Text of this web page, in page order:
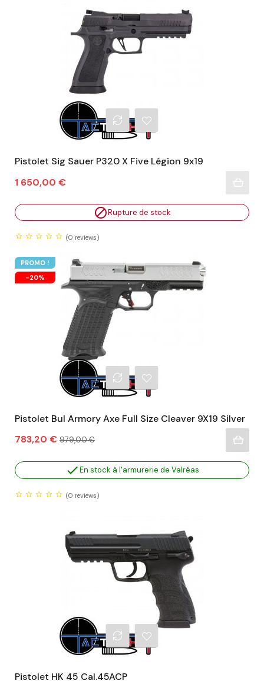
Pistolet Sig Sauer P320 X Five Légion 9x19
Prix
1 650,00 €
Rupture de stock
(0 reviews)
PROMO !
-20%
Pistolet Bul Armory Axe Full Size Cleaver 9X19 Silver
Prix
783,20 € Prix
979,00 €
En stock à l'armurerie de Valréas
(0 reviews)
Pistolet HK 45 Cal.45ACP